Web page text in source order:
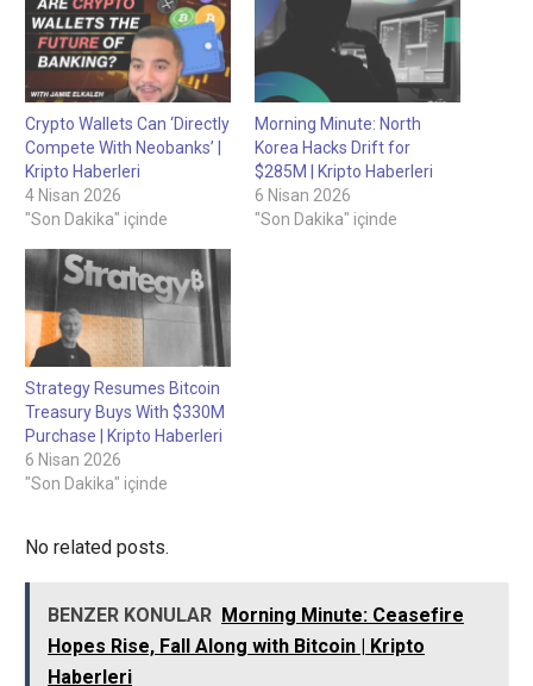
Crypto Wallets Can ‘Directly
Compete With Neobanks’ |
Kripto Haberleri
4 Nisan 2026
"Son Dakika" içinde
Morning Minute: North
Korea Hacks Drift for
$285M | Kripto Haberleri
6 Nisan 2026
"Son Dakika" içinde
Strategy Resumes Bitcoin
Treasury Buys With $330M
Purchase | Kripto Haberleri
6 Nisan 2026
"Son Dakika" içinde
No related posts.
BENZER KONULAR Morning Minute: Ceasefire
Hopes Rise, Fall Along with Bitcoin | Kripto
Haberleri